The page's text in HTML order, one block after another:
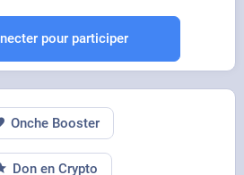
pour participer
Onche Booster
Don en Crypto